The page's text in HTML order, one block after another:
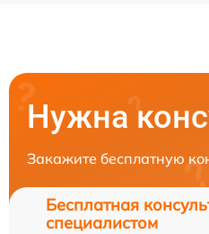
Нужна
Закажите бесплатную
Бесплатная
специалистом